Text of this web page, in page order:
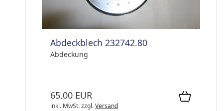
Abdeckblech 232742.80
Abdeckung
65,00 EUR
inkl. MwSt.zzgl.Versand